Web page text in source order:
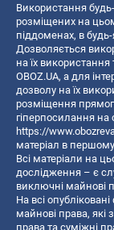
Використання будь-
розміщених на
піддоменах, в
Дозволяється
на їх
OBOZ.UA, а для
дозволу на їх
розміщення
гіперпосилання на
https://
матеріал в
Всі матеріали на
дослідження – є
виключні майнові
На всі
майнові права, які
права та суміжні